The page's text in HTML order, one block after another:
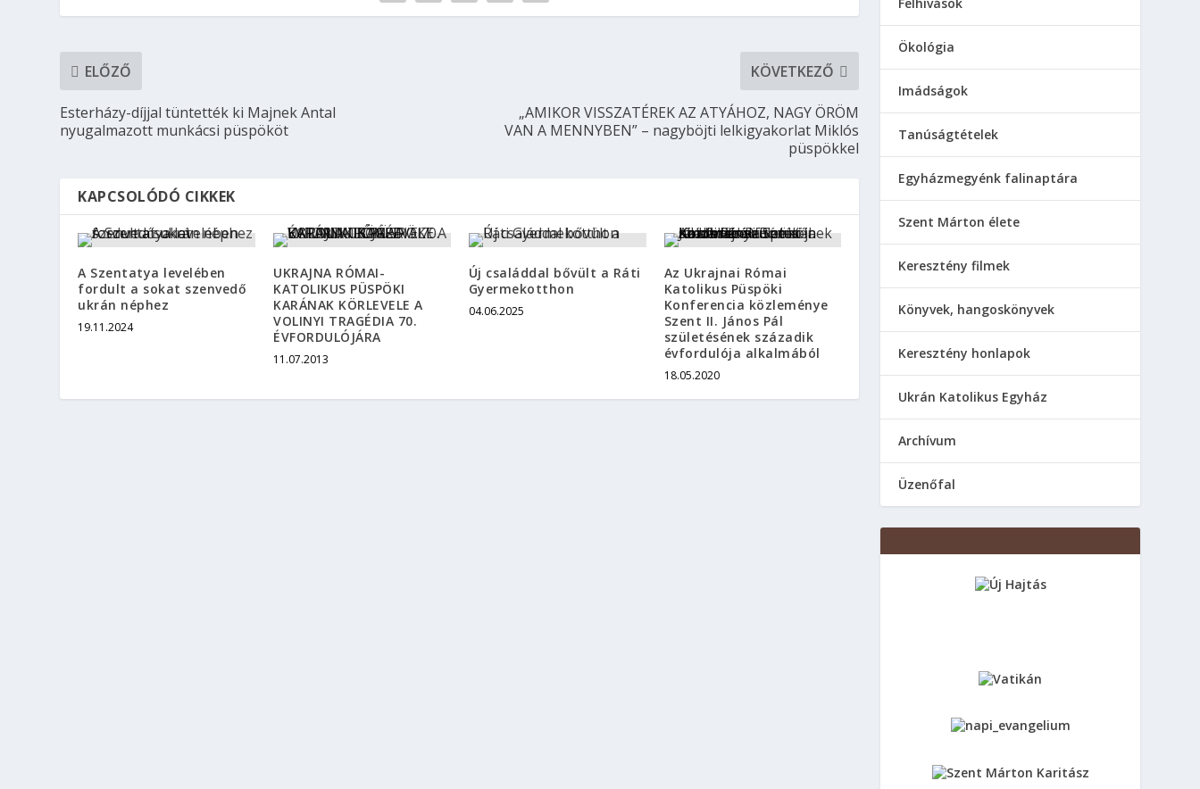
ELŐZŐ
Esterházy-díjjal tüntették ki Majnek Antal
nyugalmazott munkácsi püspököt
KÖVETKEZŐ
„AMIKOR VISSZATÉREK AZ ATYÁHOZ, NAGY ÖRÖM
VAN A MENNYBEN” – nagyböjti lelkigyakorlat Miklós
püspökkel
KAPCSOLÓDÓ CIKKEK
A Szentatya levelében
fordult a sokat szenvedő
ukrán néphez
19.11.2024
UKRAJNA RÓMAI-
KATOLIKUS PÜSPÖKI
KARÁNAK KÖRLEVELE A
VOLINYI TRAGÉDIA 70.
ÉVFORDULÓJÁRA
11.07.2013
Új családdal bővült a Ráti
Gyermekotthon
04.06.2025
Az Ukrajnai Római
Katolikus Püspöki
Konferencia közleménye
Szent II. János Pál
születésének századik
évfordulója alkalmából
18.05.2020
Felhívások
Ökológia
Imádságok
Tanúságtételek
Egyházmegyénk falinaptára
Szent Márton élete
Keresztény filmek
Könyvek, hangoskönyvek
Keresztény honlapok
Ukrán Katolikus Egyház
Аrchívum
Üzenőfal